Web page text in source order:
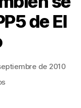
de El
de 2010
en